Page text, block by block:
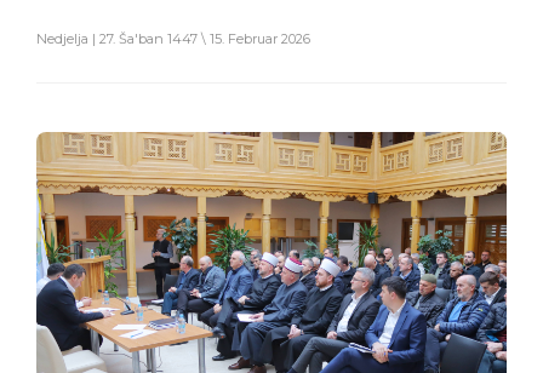
Nedjelja | 27. Ša'ban 1447 \ 15. Februar 2026